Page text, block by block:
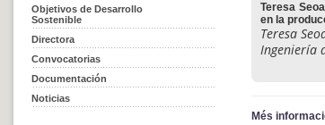
Objetivos de Desarrollo
Sostenible
Directora
Convocatorias
Documentación
Noticias
Teresa
en la
Teresa
Ingeniería
Més